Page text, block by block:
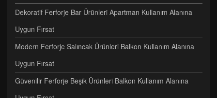
Dekoratif Ferforje Bar Ürünleri Apartman Kullanım Alanına
Uygun Fırsat
Modern Ferforje Salıncak Ürünleri Balkon Kullanım Alanına
Uygun Fırsat
Güvenilir Ferforje Beşik Ürünleri Balkon Kullanım Alanına